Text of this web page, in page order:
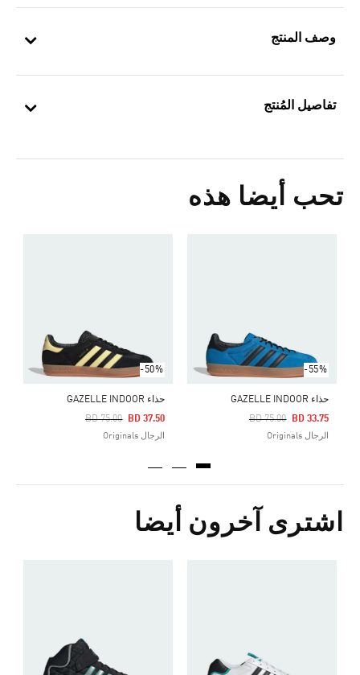
وصف المنتج
تفاصيل المُنتج
تحب أيضا هذه
-55%
حذاء GAZELLE INDOOR
Price Reduced From
BD 75.00
To BD 33.75
الرجال Originals
-50%
حذاء GAZELLE INDOOR
Price Reduced From
BD 75.00
To BD 37.50
الرجال Originals
اشترى آخرون أيضا